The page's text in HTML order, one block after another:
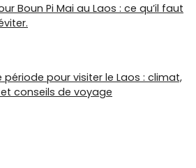
Boun Pi Mai au Laos : ce qu’il faut
période pour visiter le Laos : climat,
conseils de voyage